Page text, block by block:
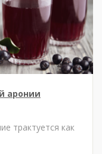
аронии
трактуется как